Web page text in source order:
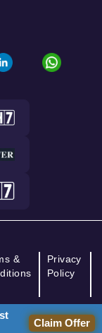
&
Privacy
Policy
Claim Offer